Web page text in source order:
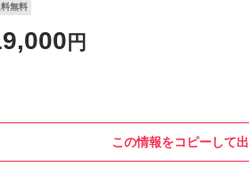
無料
円
この情報をコピーして